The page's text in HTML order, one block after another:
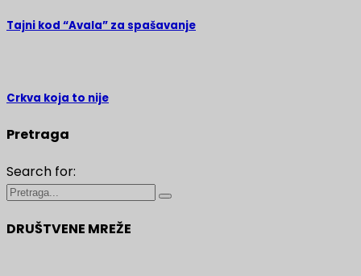
Tajni kod “Avala” za spašavanje
Crkva koja to nije
Pretraga
Search for:
DRUŠTVENE MREŽE